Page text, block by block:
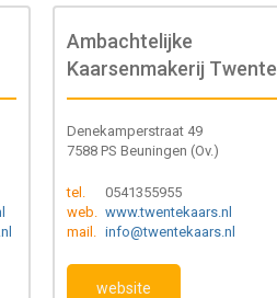
Ambachtelijke
Kaarsenmakerij Twente
Denekamperstraat 49
7588 PS Beuningen (Ov.)
tel.
0541355955
web. www.twentekaars.nl
mail. info@twentekaars.nl
website